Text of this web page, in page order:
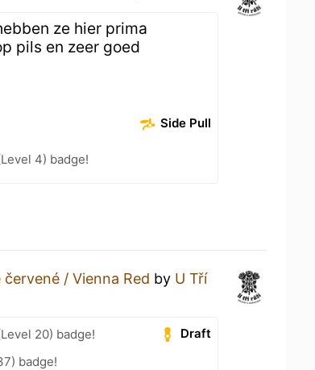
ze hier prima
pils en zeer goed
Side Pull
4) badge!
červené / Vienna Red by U Tří
Draft
20) badge!
badge!